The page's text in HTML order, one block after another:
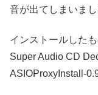
音が出てしまいま
インストールした
Super Audio CD
ASIOProxyInstall-